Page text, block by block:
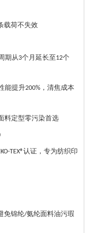
载荷不失效
期从3个月延长至 12个
能提升200% ，清焦成本
料定型零污染首选
TEX®认证，专为纺织印
免锦纶/氨纶面料油污瑕